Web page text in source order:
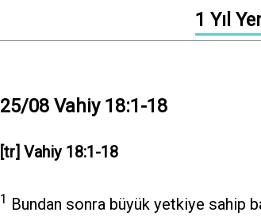
1 Yıl
25/08 Vahiy 18:1-18
[tr] Vahiy 18:1-18
1 Bundan sonra büyük yetkiye sahip